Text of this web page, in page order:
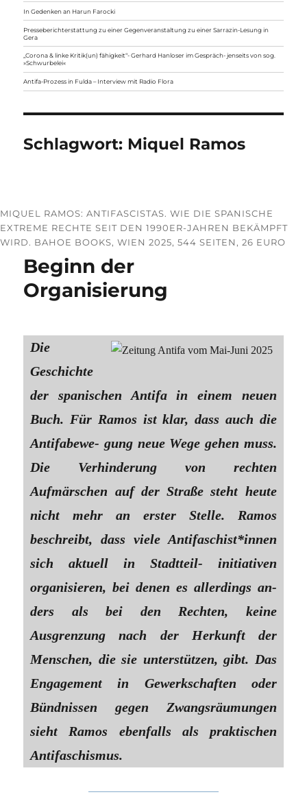
In Gedenken an Harun Farocki
Presseberichterstattung zu einer Gegenveranstaltung zu einer Sarrazin-Lesung in
Gera
„Corona & linke Kritik(un) fähigkeit“- Gerhard Hanloser im Gespräch- jenseits von sog.
»Schwurbelei«
Antifa-Prozess in Fulda – Interview mit Radio Flora
Schlagwort: Miquel Ramos
MIQUEL RAMOS: ANTIFASCISTAS. WIE DIE SPANISCHE
EXTREME RECHTE SEIT DEN 1990ER-JAHREN BEKÄMPFT
WIRD. BAHOE BOOKS, WIEN 2025, 544 SEITEN, 26 EURO
Beginn der
Organisierung
Die
Geschichte
der spanischen Antifa in einem neuen
Buch. Für Ramos ist klar, dass auch die
Antifabewe- gung neue Wege gehen muss.
Die Verhinderung von rechten
Aufmärschen auf der Straße steht heute
nicht mehr an erster Stelle. Ramos
beschreibt, dass viele Antifaschist*innen
sich aktuell in Stadtteil- initiativen
organisieren, bei denen es allerdings an-
ders als bei den Rechten, keine
Ausgrenzung nach der Herkunft der
Menschen, die sie unterstützen, gibt. Das
Engagement in Gewerkschaften oder
Bündnissen gegen Zwangsräumungen
sieht Ramos ebenfalls als praktischen
Antifaschismus.